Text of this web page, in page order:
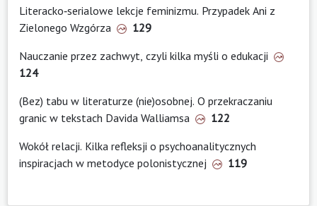
Literacko‑serialowe lekcje feminizmu. Przypadek Ani z
Zielonego Wzgórza
129
Nauczanie przez zachwyt, czyli kilka myśli o edukacji
124
(Bez) tabu w literaturze (nie)osobnej. O przekraczaniu
granic w tekstach Davida Walliamsa
122
Wokół relacji. Kilka refleksji o psychoanalitycznych
inspiracjach w metodyce polonistycznej
119